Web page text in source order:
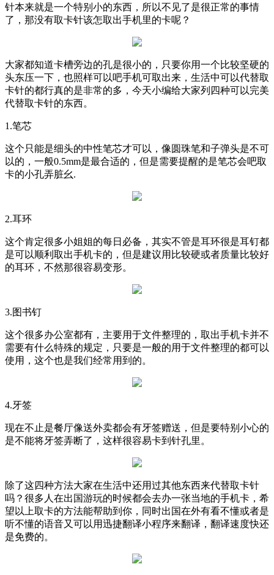
针本来就是一个特别小的东西，所以不见了是很正常的事情
了，那没有取卡针该怎取出手机里的卡呢？
大家都知道卡槽旁边的孔是很小的，只要你用一个比较坚硬的
头东压一下，也照样可以吧手机可取出来，生活中可以代替取
卡针的都行真的是非常的多，今天小编给大家列四种可以完美
代替取卡针的东西。
1.笔芯
这个只能是细头的中性笔芯才可以，像圆珠笔和子弹头是不可
以的，一般0.5mm是最合适的，但是需要提醒的是笔芯会吧取
卡的小孔弄脏幺.
2.耳环
这个肯定很多小姐姐的每日必备，其实不管是耳环很是耳钉都
是可以顺利取出手机卡的，但是建议用比较硬或者质量比较好
的耳环，不然那很容易变形。
3.图书钉
这个很多办公室都有，主要用于文件整理的，取出手机卡并不
需要有什么特殊的规定，只要是一般的用于文件整理的都可以
使用，这个也是我们经常用到的。
4.牙签
现在不止是餐厅像送外卖都会有牙签赠送，但是要特别小心的
是不能将牙签弄断了，这样很容易卡到针孔里。
除了这四种方法大家在生活中还用过其他东西来代替取卡针
吗？很多人在出国游玩的时候都会去办一张当地的手机卡，希
望以上取卡的方法能帮助到你，同时出国在外有看不懂或者是
听不懂的语音又可以用迅捷翻译小程序来翻译，翻译速度快还
是免费的。